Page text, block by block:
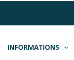
INFORMATIONS